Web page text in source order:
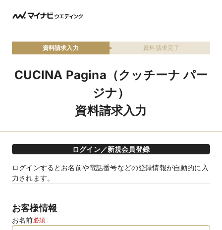
資料請求入力 資料請求完了
CUCINA Pagina（クッチーナ パー
ジナ）
資料請求入力
ログイン／新規会員登録
ログインするとお名前や電話番号などの登録情報が自動的に入
力されます。
お客様情報
お名前必須